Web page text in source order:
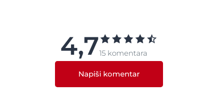
4,715 komentara
Napiši komentar